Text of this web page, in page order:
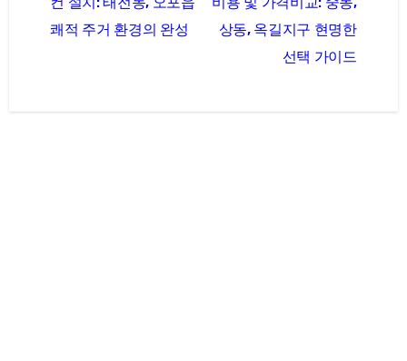
색쾌적 주거 환경의 완성
상동, 옥길지구 현명한
선택 가이드